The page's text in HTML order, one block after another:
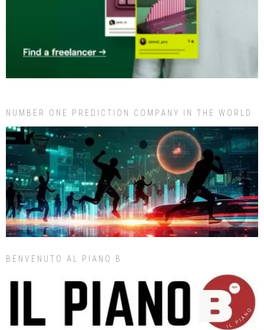
NUMBER ONE PREDICTION COMPANY IN THE WORLD
BENVENUTO AL PIANO B